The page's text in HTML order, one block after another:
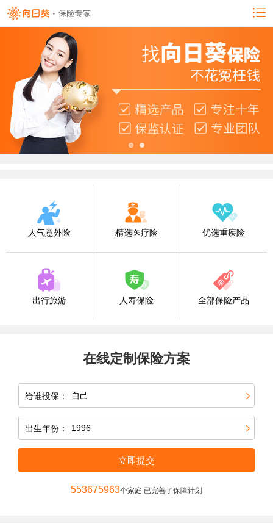
人气意外险 精选医疗险 优选重疾险
出行旅游 人寿保险 全部保险产品
在线定制保险方案
给谁投保：
出生年份：
立即提交
553675963个家庭 已完善了保障计划